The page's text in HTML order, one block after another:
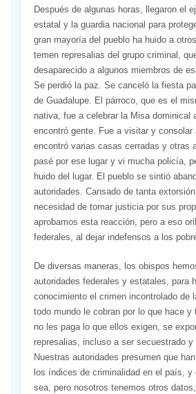
Después de algunas horas, llegaron el
estatal y la guardia nacional para
gran mayoría del pueblo ha huido a
temen represalias del grupo criminal,
desaparecido a algunos miembros de
Se perdió la paz. Se canceló la fiesta
de Guadalupe. El párroco, que es el
nativa, fue a celebrar la Misa dominical
encontró gente. Fue a visitar y
encontró varias casas cerradas y otras
pasé por ese lugar y vi mucha policía,
huido del lugar. El pueblo se sintió
autoridades. Cansado de tanta
necesidad de tomar justicia por sus
aprobamos esta reacción, pero a eso
federales, al dejar indefensos a los
De diversas maneras, los obispos
autoridades federales y estatales, para
conocimiento el crimen incontrolado de
todo mundo le cobran por lo que hace y
no les paga lo que ellos exigen, se
represalias, incluso a ser secuestrado y
Nuestras autoridades presumen que
los índices de criminalidad en el país, y
sea, pero nosotros tenemos otros